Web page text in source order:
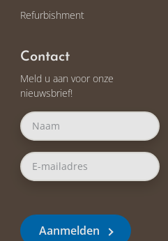
Refurbishment
Contact
Meld u aan voor onze
nieuwsbrief!
Aanmelden